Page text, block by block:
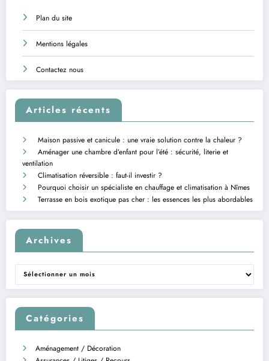
Plan du site
Mentions légales
Contactez nous
Articles récents
Maison passive et canicule : une vraie solution contre la chaleur ?
Aménager une chambre d’enfant pour l’été : sécurité, literie et
ventilation
Climatisation réversible : faut-il investir ?
Pourquoi choisir un spécialiste en chauffage et climatisation à Nîmes
Terrasse en bois exotique pas cher : les essences les plus abordables
Archives
Archives
Catégories
Aménagement / Décoration